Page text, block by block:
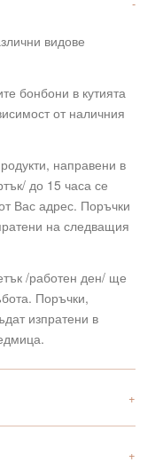
видове
бонбони в кутията
от наличния
направени в
до 15 часа се
Вас адрес. Поръчки
на следващия
/работен ден/ ще
Поръчки,
изпратени в